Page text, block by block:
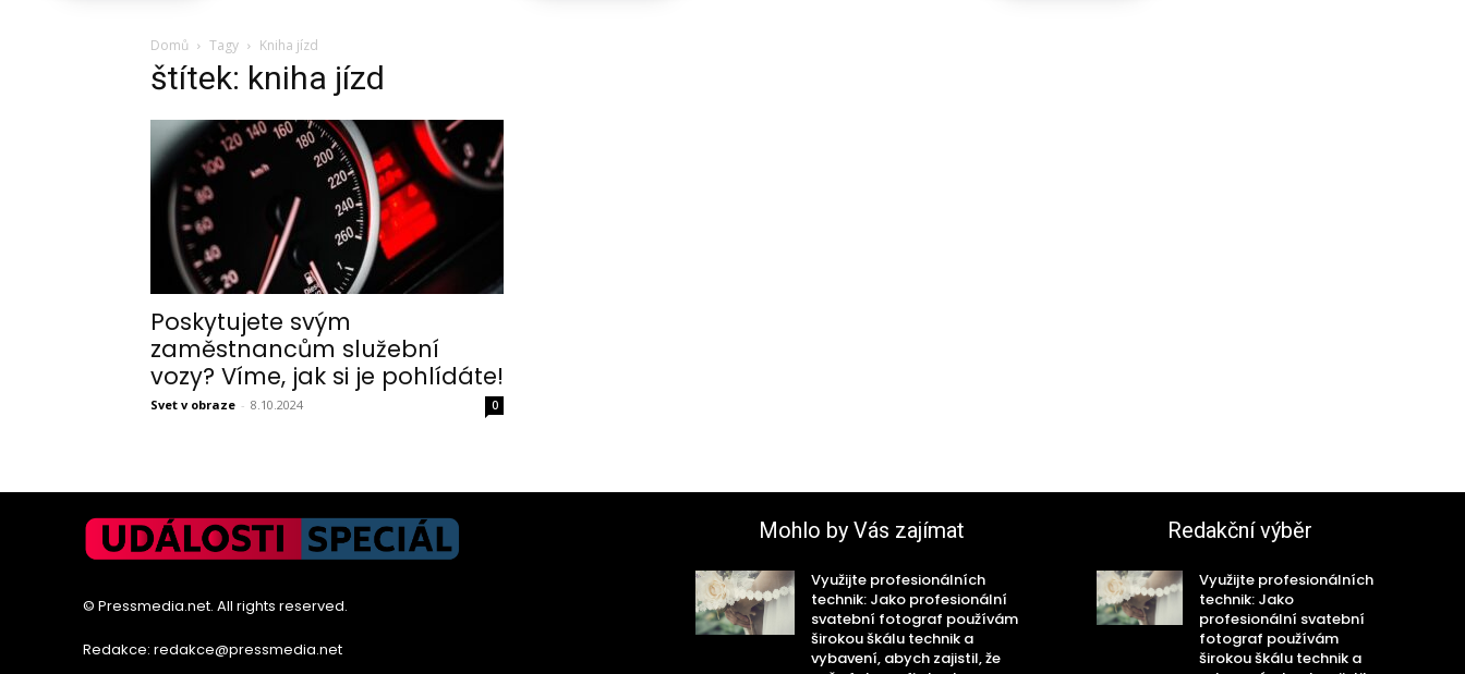
Domů Tagy Kniha jízd
štítek: kniha jízd
Poskytujete svým
zaměstnancům služební
vozy? Víme, jak si je pohlídáte!
Svet v obraze - 8.10.2024 0
© Pressmedia.net. All rights reserved.
Redakce: redakce@pressmedia.net
Mohlo by Vás zajímat
Využijte profesionálních
technik: Jako profesionální
svatební fotograf používám
širokou škálu technik a
vybavení, abych zajistil, že
Redakční výběr
Využijte profesionálních
technik: Jako
profesionální svatební
fotograf používám
širokou škálu technik a